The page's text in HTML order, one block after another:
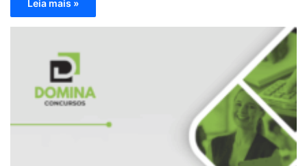
Leia mais »